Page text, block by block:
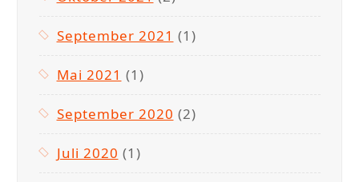
September 2021 (1)
Mai 2021 (1)
September 2020 (2)
Juli 2020 (1)